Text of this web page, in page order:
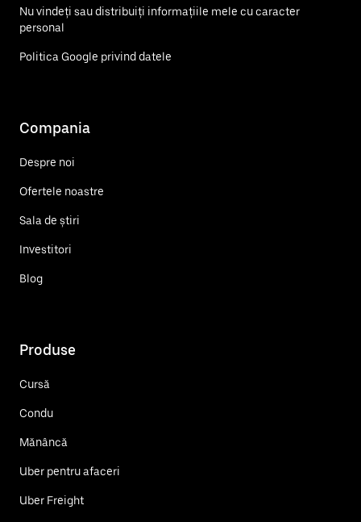
Nu vindeți sau distribuiți informațiile mele cu caracter
personal
Politica Google privind datele
Compania
Despre noi
Ofertele noastre
Sala de știri
Investitori
Blog
Produse
Cursă
Condu
Mănâncă
Uber pentru afaceri
Uber Freight